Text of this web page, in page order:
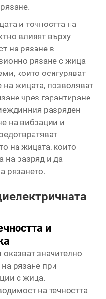
и точността на
влияят върху
на рязане в
рязане с жица
които осигуряват
жицата, позволяват
чрез гарантиране
разряден
на вибрации и
на жицата, които
на разряд и да
рязането.
и
значително
рязане при
с жица.
на течността